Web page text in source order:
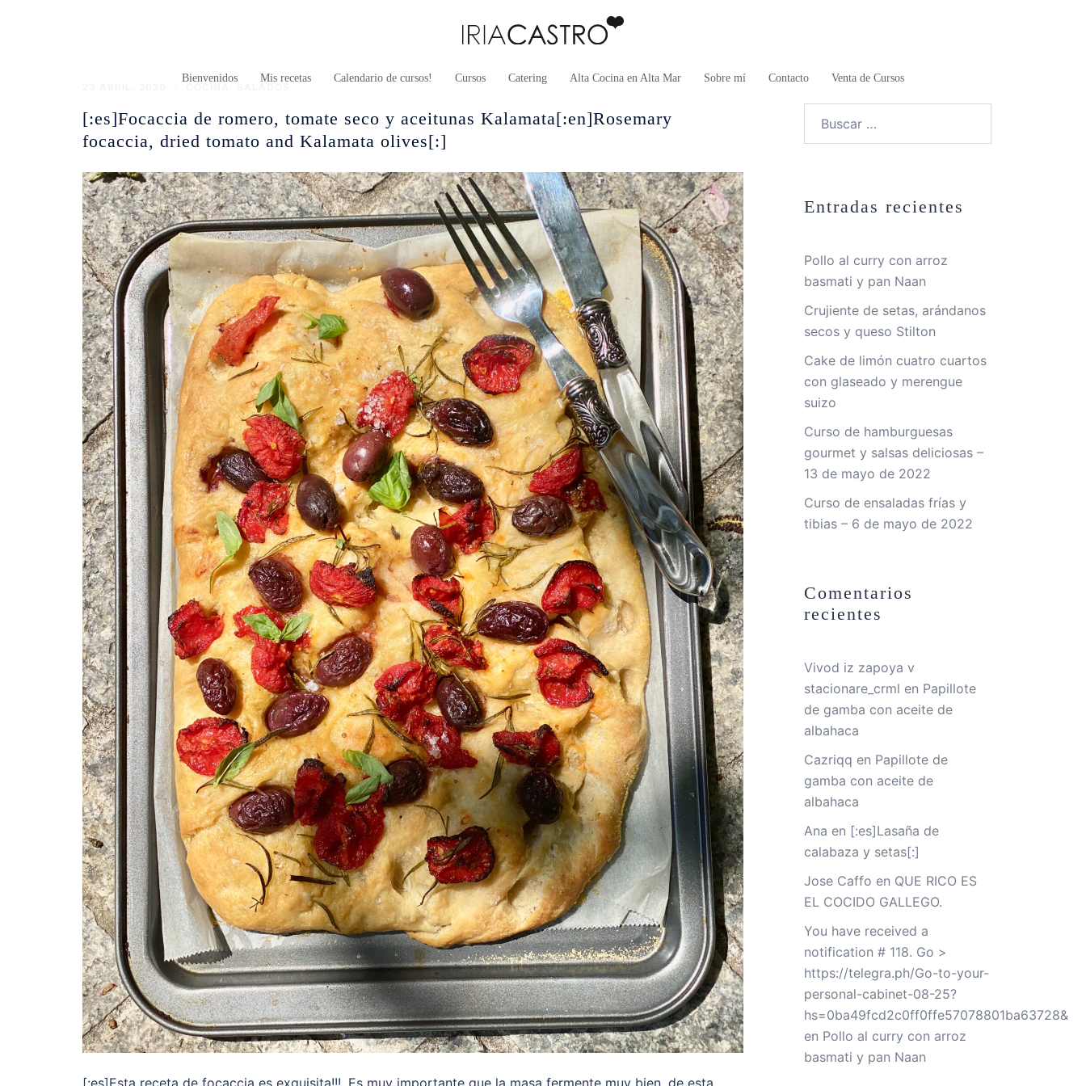
Bienvenidos Mis recetas Calendario de cursos! Cursos Catering Alta Cocina en Alta Mar Sobre mí Contacto Venta de Cursos
[:es]Focaccia de romero, tomate seco y aceitunas Kalamata[:en]Rosemary
focaccia, dried tomato and Kalamata olives[:]
[:es]Esta receta de focaccia es exquisita!!!. Es muy importante que la masa fermente muy bien, de esta
Entradas recientes
Pollo al curry con arroz
basmati y pan Naan
Crujiente de setas, arándanos
secos y queso Stilton
Cake de limón cuatro cuartos
con glaseado y merengue
suizo
Curso de hamburguesas
gourmet y salsas deliciosas –
13 de mayo de 2022
Curso de ensaladas frías y
tibias – 6 de mayo de 2022
Comentarios
recientes
Vivod iz zapoya v
stacionare_crml en Papillote
de gamba con aceite de
albahaca
Cazriqq en Papillote de
gamba con aceite de
albahaca
Ana en [:es]Lasaña de
calabaza y setas[:]
Jose Caffo en QUE RICO ES
EL COCIDO GALLEGO.
You have received a
notification # 118. Go >
https://telegra.ph/Go-to-your-
personal-cabinet-08-25?
hs=0ba49fcd2c0ff0ffe57078801ba63728&
en Pollo al curry con arroz
basmati y pan Naan